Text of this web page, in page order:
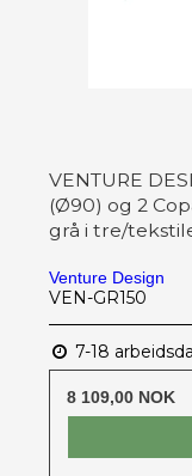
VENTURE
(Ø90) og 2
grå i tre/
Venture Design
VEN-GR150
7-18
8 109,00 NOK